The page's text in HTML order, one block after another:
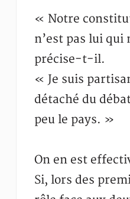
« Notre
n’est pas lui
précise-t-il.
« Je suis
détaché du
peu le pays. »
On en est
Si, lors des